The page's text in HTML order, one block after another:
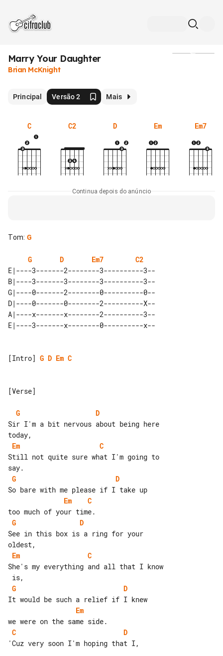
Marry Your Daughter
Brian McKnight
Principal Versão 2 Mais
C C2 D Em Em7
Continua depois do anúncio
Tom: G
G D Em7
C2
E|----3-------2--------3----------3--
B|----3-------3--------3----------3--
G|----0-------2--------0----------0--
D|----0-------0--------2----------X--
A|----x-------x--------2----------3--
[Intro] G D Em C
[Verse]
G
D
Sir I'm a bit nervous about being here
Em
C
Still not quite sure what I'm going to
G
D
Em
C
G
D
See in this box is a ring for your
Em
C
She's my everything and all that I know
G
D
Em
C
D
'Cuz very soon I'm hoping that I,